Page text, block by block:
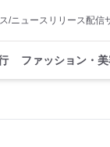
/ニュースリリース配信
ファッション・